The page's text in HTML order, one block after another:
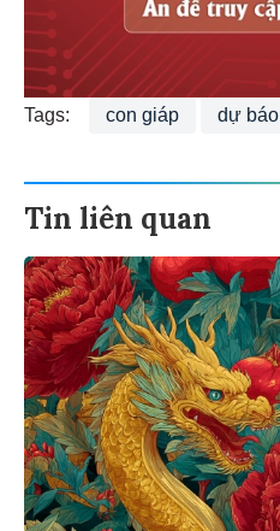
Tags: con giáp dự báo
Tin liên quan